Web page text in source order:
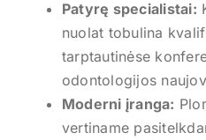
Patyrę specialistai:
nuolat tobulina
tarptautinėse
odontologijos
Moderni įranga:
vertiname